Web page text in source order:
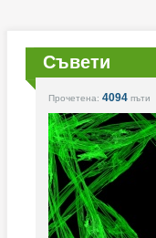
Съвети
Прочетена: 4094 пъти